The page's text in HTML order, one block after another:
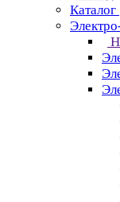
Каталог